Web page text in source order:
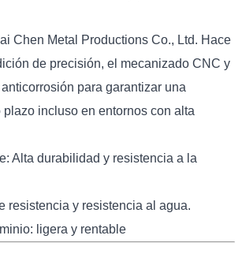
Chen Metal Productions Co., Ltd. Hace
de precisión, el mecanizado CNC y
para garantizar una
incluso en entornos con alta
Alta durabilidad y resistencia a la
resistencia y resistencia al agua.
ligera y rentable